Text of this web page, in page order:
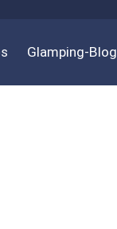
Glamping-Blog